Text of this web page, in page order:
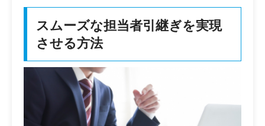
スムーズな担当者引継ぎを実現
させる方法